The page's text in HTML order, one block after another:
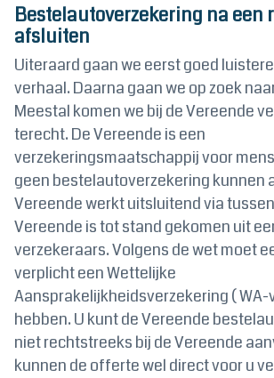
Bestelautoverzekering na een
afsluiten
Uiteraard gaan we eerst goed
verhaal. Daarna gaan we op zoek
Meestal komen we bij de Vereende
terecht. De Vereende is een
verzekeringsmaatschappij voor
geen bestelautoverzekering kunnen
Vereende werkt uitsluitend via
Vereende is tot stand gekomen uit
verzekeraars. Volgens de wet moet
verplicht een Wettelijke
Aansprakelijkheidsverzekering ( WA-
hebben. U kunt de Vereende
niet rechtstreeks bij de Vereende
kunnen de offerte wel direct voor u